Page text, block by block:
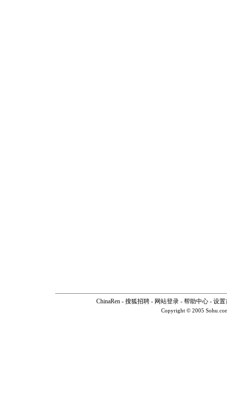
ChinaRen - 搜狐招聘 - 网站登录 - 帮助中心 - 设置
Copyright © 2005